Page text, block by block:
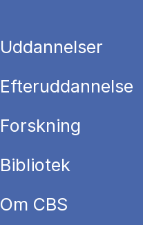
Uddannelser
Efteruddannelse
Forskning
Bibliotek
Om CBS